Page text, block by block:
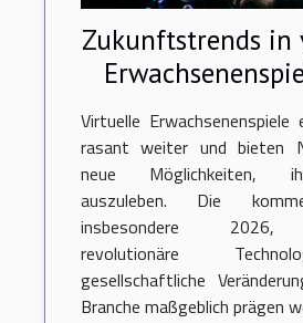
Zukunftstrends
Ausblick auf
Virtuelle Erwachsenenspiele
rasant weiter und bieten
neue Möglichkeiten,
auszuleben. Die
insbesondere 2026,
revolutionäre
gesellschaftliche
Branche maßgeblich prägen